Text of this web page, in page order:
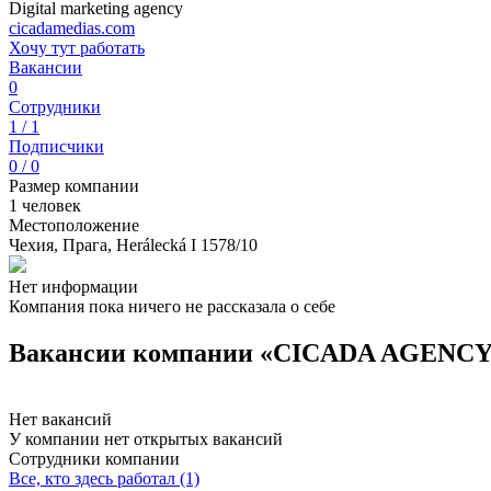
Digital marketing agency
cicadamedias.com
Хочу тут работать
Вакансии
0
Сотрудники
1 / 1
Подписчики
0 / 0
Размер компании
1 человек
Местоположение
Чехия, Прага, Herálecká I 1578/10
Нет информации
Компания пока ничего не рассказала о себе
Вакансии компании «CICADA
Нет вакансий
У компании нет открытых вакансий
Сотрудники компании
Все, кто здесь работал (1)